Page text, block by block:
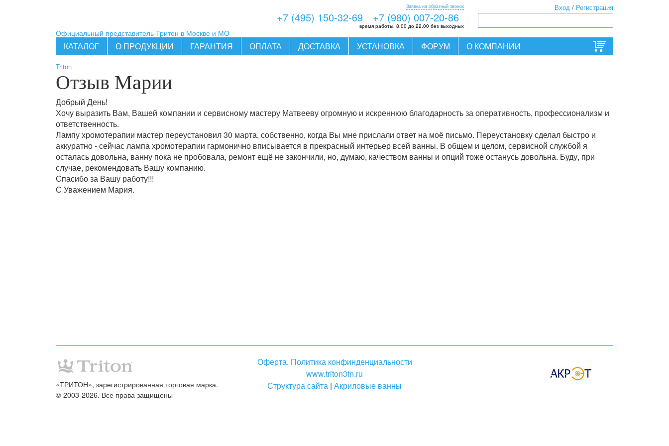
Официальный представитель Тритон в Москве и МО
+7 (495) 150-32-69 +7 (980) 007-20-86
Заявка на обратный звонок
время работы: 8.00 до 22.00 без выходных
Вход / Регистрация
КАТАЛОГ О ПРОДУКЦИИ ГАРАНТИЯ ОПЛАТА ДОСТАВКА УСТАНОВКА ФОРУМ О КОМПАНИИ
Triton
Отзыв Марии
Добрый День!
Хочу выразить Вам, Вашей компании и сервисному мастеру Матвееву огромную и искреннюю благодарность за оперативность, профессионализм и
ответственность.
Лампу хромотерапии мастер переустановил 30 марта, собственно, когда Вы мне прислали ответ на моё письмо. Переустановку сделал быстро и
аккуратно - сейчас лампа хромотерапии гармонично вписывается в прекрасный интерьер всей ванны. В общем и целом, сервисной службой я
осталась довольна, ванну пока не пробовала, ремонт ещё не закончили, но, думаю, качеством ванны и опций тоже останусь довольна. Буду, при
случае, рекомендовать Вашу компанию.
Спасибо за Вашу работу!!!
С Уважением Мария.
Оферта. Политика конфинденциальности
www.triton3tn.ru
Структура сайта | Акриловые ванны
«ТРИТОН», зарегистрированная торговая марка.
© 2003-2026. Все права защищены